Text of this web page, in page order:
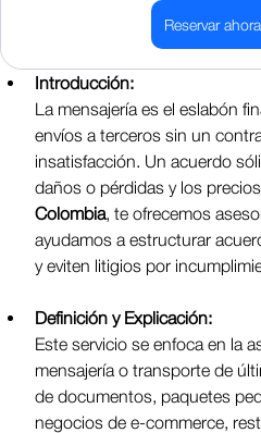
Reservar ahora
Introducción:
La mensajería es el eslabón
envíos a terceros sin un
insatisfacción. Un acuerdo
daños o pérdidas y los
Colombia, te ofrecemos
ayudamos a estructurar
y eviten litigios por
Definición y Explicación:
Este servicio se enfoca en la
mensajería o transporte de
de documentos, paquetes
negocios de e-commerce,